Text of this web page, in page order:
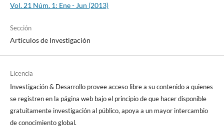
Vol. 21 Núm. 1: Ene - Jun (2013)
Sección
Artículos de Investigación
Licencia
Investigación & Desarrollo provee acceso libre a su contenido a quienes
se registren en la página web bajo el principio de que hacer disponible
gratuitamente investigación al público, apoya a un mayor intercambio
de conocimiento global.